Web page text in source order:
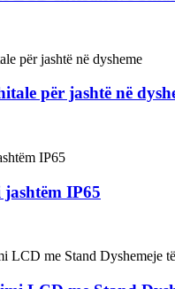
për jashtë në
IP65